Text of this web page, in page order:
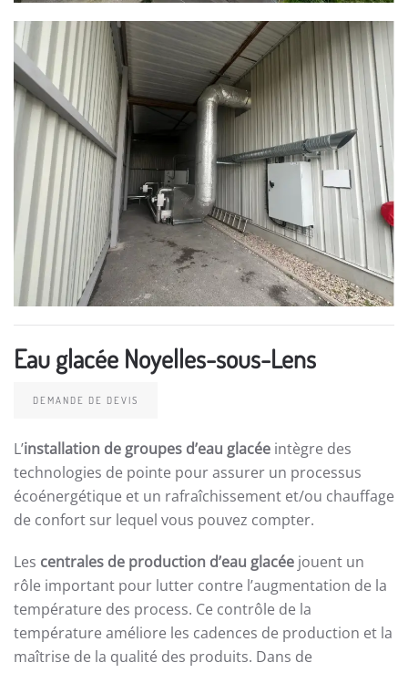
Eau glacée Noyelles-sous-Lens
DEMANDE DE DEVIS
L’installation de groupes d’eau glacée intègre des
technologies de pointe pour assurer un processus
écoénergétique et un rafraîchissement et/ou chauffage
de confort sur lequel vous pouvez compter.
Les centrales de production d’eau glacée jouent un
rôle important pour lutter contre l’augmentation de la
température des process. Ce contrôle de la
température améliore les cadences de production et la
maîtrise de la qualité des produits. Dans de